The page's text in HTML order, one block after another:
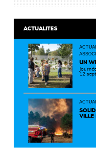
ACTUALITES
UN
12
un
VILLE